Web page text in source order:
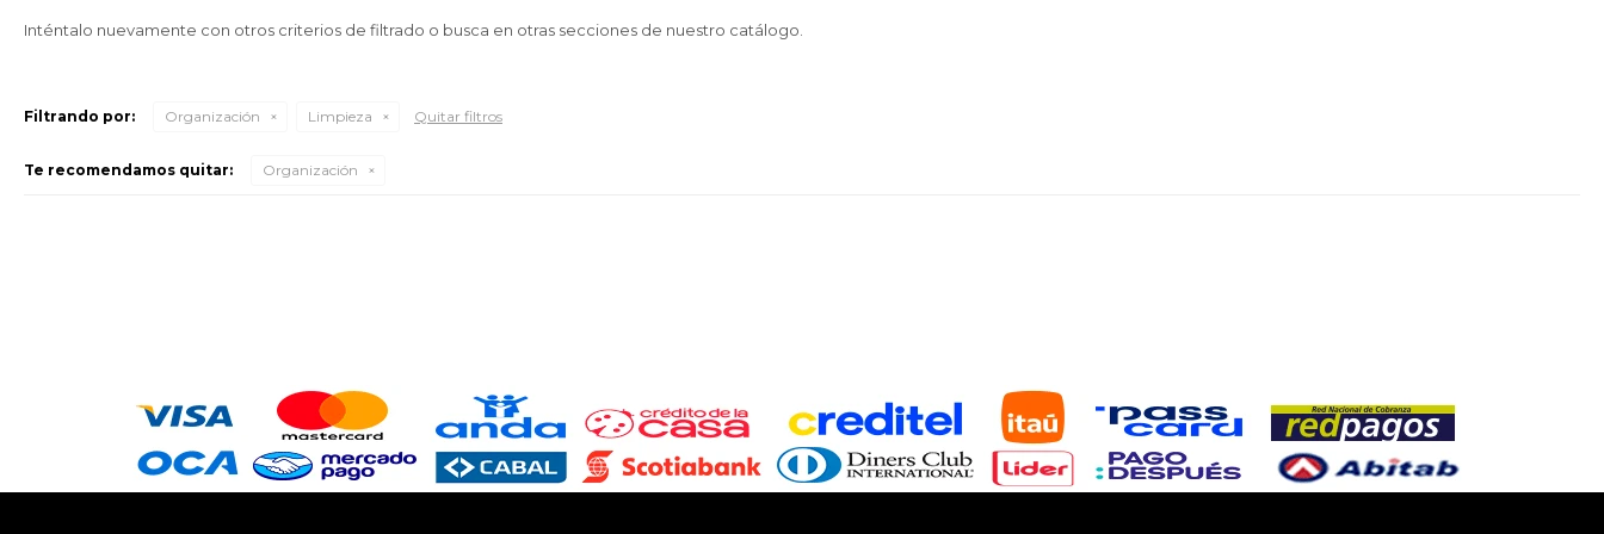
Inténtalo nuevamente con otros criterios de filtrado o busca en otras secciones de nuestro catálogo.
Filtrando por: Organización Limpieza Quitar filtros
Te recomendamos quitar: Organización